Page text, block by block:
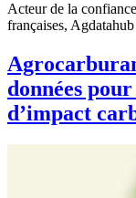
Acteur de la
françaises,
données
d’impact